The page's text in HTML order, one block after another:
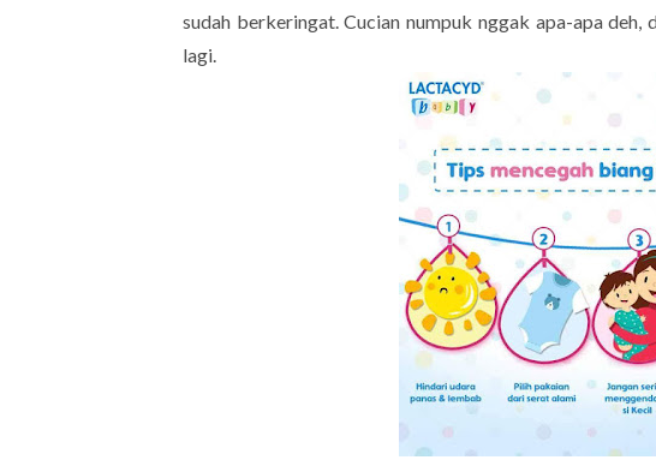
sudah berkeringat. Cucian numpuk nggak apa-apa
lagi.